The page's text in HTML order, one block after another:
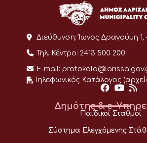
Διεύθυνση: Ίωνος Δραγούμη 1,
Τηλ. Κέντρο: 2413 500 200
E-mail:
Τηλεφωνικός Κατάλογος
Δημότης & e-
Παιδικοί Σταθμοί
Σύστημα Ελεγχόμενης